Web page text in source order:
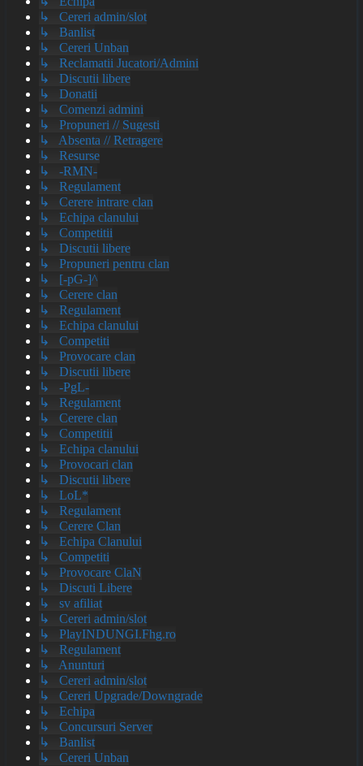
↳ Cereri admin/slot
↳ Banlist
↳ Cereri Unban
↳ Reclamatii Jucatori/Admini
↳ Discutii libere
↳ Donatii
↳ Comenzi admini
↳ Propuneri // Sugesti
↳ Absenta // Retragere
↳ Resurse
↳ -RMN-
↳ Regulament
↳ Cerere intrare clan
↳ Echipa clanului
↳ Competitii
↳ Discutii libere
↳ Propuneri pentru clan
↳ [-pG-]^
↳ Cerere clan
↳ Regulament
↳ Echipa clanului
↳ Competiti
↳ Provocare clan
↳ Discutii libere
↳ -PgL-
↳ Regulament
↳ Cerere clan
↳ Competitii
↳ Echipa clanului
↳ Provocari clan
↳ Discutii libere
↳ LoL*
↳ Regulament
↳ Cerere Clan
↳ Echipa Clanului
↳ Competiti
↳ Provocare ClaN
↳ Discuti Libere
↳ sv afiliat
↳ Cereri admin/slot
↳ PlayINDUNGI.Fhg.ro
↳ Regulament
↳ Anunturi
↳ Cereri admin/slot
↳ Cereri Upgrade/Downgrade
↳ Echipa
↳ Concursuri Server
↳ Banlist
↳ Cereri Unban